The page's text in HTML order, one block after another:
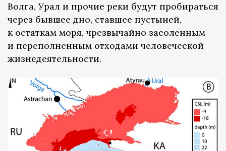
Волга, Урал и прочие реки будут пробираться
через бывшее дно, ставшее пустыней,
к остаткам моря, чрезвычайно засоленным
и переполненным отходами человеческой
жизнедеятельности.